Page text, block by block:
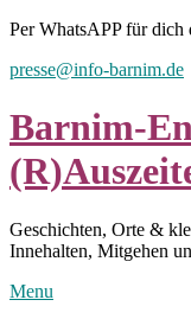
Skip
content
Per WhatsAPP für dich
presse@info-barnim.de
Barnim-
Geschichten, Orte &
Innehalten, Mitgehen
Menu